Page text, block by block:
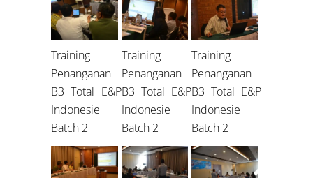
Training
Penanganan
B3 Total E&P
Indonesie
Batch 2
Training
Penanganan
B3 Total E&P
Indonesie
Batch 2
Training
Penanganan
B3 Total E&P
Indonesie
Batch 2